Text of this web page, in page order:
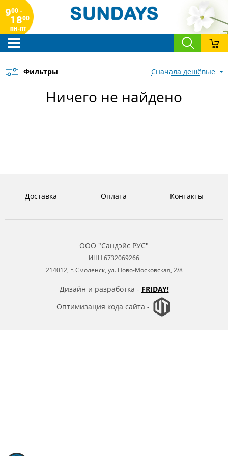
900 -
1800
пн-пт
Фильтры сначала дешёвые
Ничего не найдено
ООО "Сандэйс РУС"
ИНН 6732069266
214012, г. Смоленск, ул. Ново-Московская, 2/8
Дизайн и разработка - FRIDAY!
Оптимизация кода сайта -
Доставка Оплата Контакты